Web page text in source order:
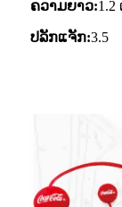
ຄວາມຍາວ:1.2
ປລັກແຈັກ:3.5